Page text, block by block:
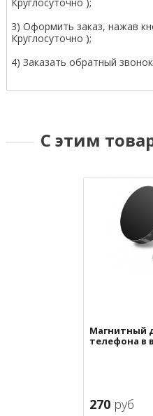
3) Оформить заказ, нажав
Круглосуточно );
4) Заказать обратный
С этим
Магнитный
телефона в
270 руб